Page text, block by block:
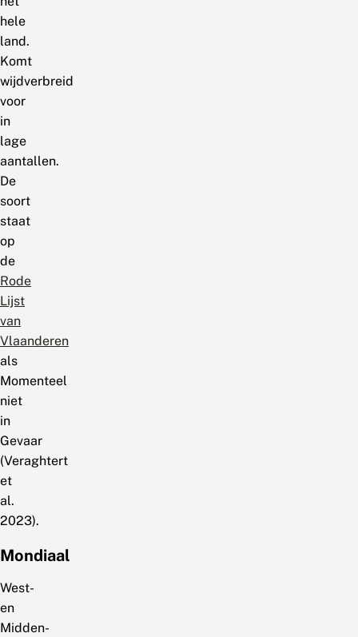
hele
land.
Komt
wijdverbreid
voor
in
lage
aantallen.
De
soort
staat
op
de
Rode
Lijst
van
Vlaanderen
als
Momenteel
niet
in
Gevaar
(Veraghtert
et
al.
2023).
Mondiaal
West-
en
Midden-